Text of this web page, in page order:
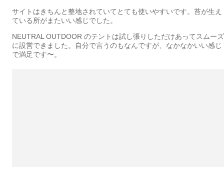
サイトはきちんと整地されていてとても使いやすいです。苔が生え
ている所がまたいい感じでした。
NEUTRAL OUTDOOR のテントは試し張りしただけあってスムーズ
に設営できました。自分で言うのもなんですが、なかなかいい感じ
で満足です〜。